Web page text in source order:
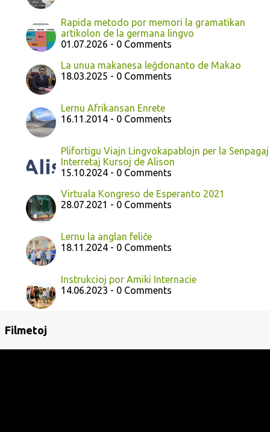
Rapida metodo por memori la gramatikan
artikolon de la germana lingvo
01.07.2026 - 0 Comments
La unua makanesa leĝdonanto de Makao
18.03.2025 - 0 Comments
Lernu Afrikansan Enrete
16.11.2014 - 0 Comments
Plifortigu Viajn Lingvokapablojn per la Senpagaj
Interretaj Kursoj de Alison
15.10.2024 - 0 Comments
Virtuala Kongreso de Esperanto 2021
28.07.2021 - 0 Comments
Lernu la anglan feliĉe
18.11.2024 - 0 Comments
Instrukcioj por Amiki Internacie
14.06.2023 - 0 Comments
Filmetoj